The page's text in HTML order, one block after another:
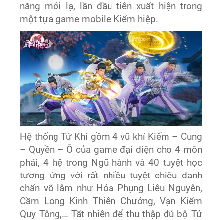
năng mới lạ, lần đầu tiên xuất hiện trong
một tựa game mobile Kiếm hiệp.
Hệ thống Tứ Khí gồm 4 vũ khí Kiếm – Cung
– Quyền – Ô của game đại diện cho 4 môn
phái, 4 hệ trong Ngũ hành và 40 tuyệt học
tương ứng với rất nhiều tuyệt chiêu danh
chấn võ lâm như Hỏa Phụng Liêu Nguyên,
Cầm Long Kinh Thiên Chưởng, Vạn Kiếm
Quy Tông,… Tất nhiên để thu thập đủ bộ Tứ